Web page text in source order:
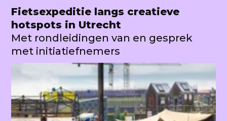
Fietsexpeditie langs creatieve
hotspots in Utrecht
Met rondleidingen van en gesprek
met initiatiefnemers